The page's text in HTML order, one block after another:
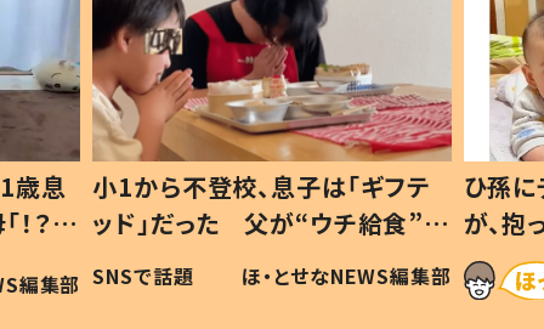
歳息
？」
編集部
小1から不登校、息子は「ギフテ
ッド」だった 父が“ウチ給食”を
作り続ける理由とは #令和の親
#令和の子
SNSで話題 ほ・とせなNEWS編集部
ひ孫
が、
「涙が
い」